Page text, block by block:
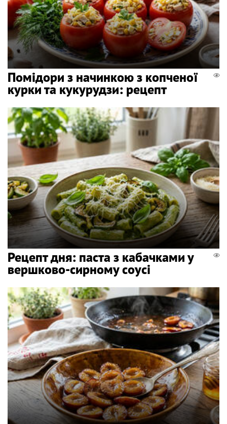
Помідори з начинкою з копченої
курки та кукурудзи: рецепт
Рецепт дня: паста з кабачками у
вершково-сирному соусі